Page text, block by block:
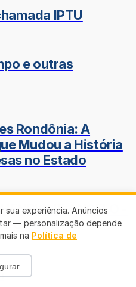
IPTU
e outras
Rondônia: A
Mudou a História
no Estado
ÂNGELO -
e o Poder
sua experiência. Anúncios
— personalização depende
na Política de